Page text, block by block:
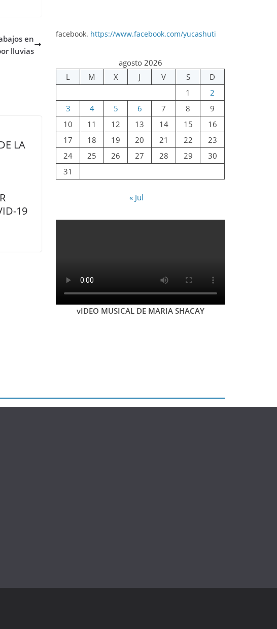
en
lluvias
LA
19
facebook. https://www.facebook.com/yucashuti
agosto 2026
L
M X J V S
D
1
2
3
4 5 6 7 8
9
10
11 12 13 14 15
16
17
18 19 20 21 22
23
24
25 26 27 28 29
30
31
« Jul
vIDEO MUSICAL DE MARIA SHACAY